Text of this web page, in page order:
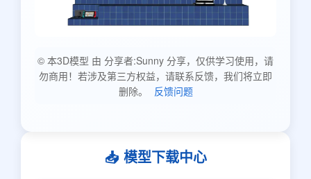
© 本3D模型 由 分享者:Sunny 分享，仅供学习使用，请
勿商用！若涉及第三方权益，请联系反馈，我们将立即
删除。
反馈问题
📥 模型下载中心